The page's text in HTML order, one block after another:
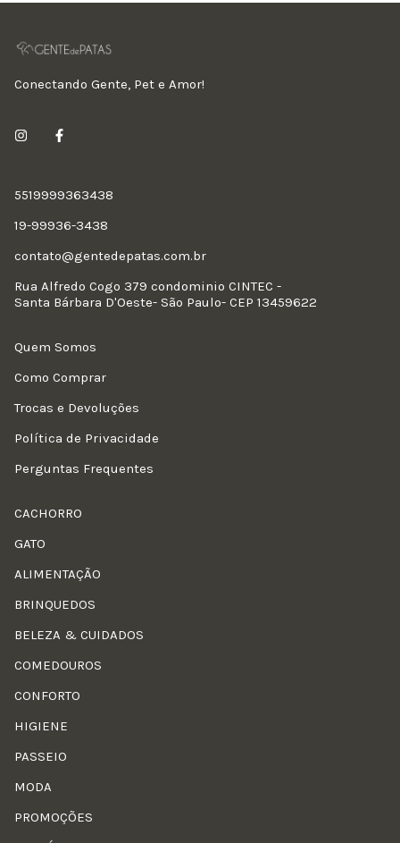
Conectando Gente, Pet e Amor!
5519999363438
19-99936-3438
contato@gentedepatas.com.br
Rua Alfredo Cogo 379 condominio CINTEC -
Santa Bárbara D'Oeste- São Paulo- CEP 13459622
Quem Somos
Como Comprar
Trocas e Devoluções
Política de Privacidade
Perguntas Frequentes
CACHORRO
GATO
ALIMENTAÇÃO
BRINQUEDOS
BELEZA & CUIDADOS
COMEDOUROS
CONFORTO
HIGIENE
PASSEIO
MODA
PROMOÇÕES